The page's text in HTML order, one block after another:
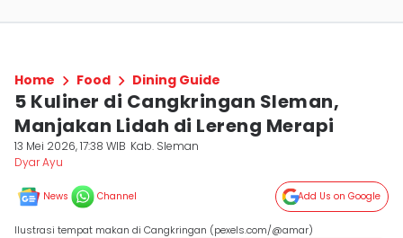
Home Food Dining Guide
5 Kuliner di Cangkringan Sleman,
Manjakan Lidah di Lereng Merapi
13 Mei 2026, 17:38 WIB Kab. Sleman
Dyar Ayu
News Channel Add Us on Google
Ilustrasi tempat makan di Cangkringan (pexels.com/@amar)